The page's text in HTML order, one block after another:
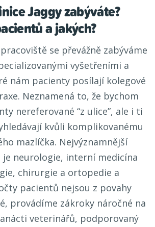
Jaggy zabýváte?
a jakých?
se převážně zabýváme
vyšetřeními a
nám pacienty posílají kolegové
Neznamená to, že bychom
nereferované “z ulice”, ale i ti
kvůli komplikovanému
mazlíčka. Nejvýznamnější
je neurologie, interní medicína
chirurgie a ortopedie a
pacientů nejsou z povahy
provádíme zákroky náročné na
veterinářů, podporovaný